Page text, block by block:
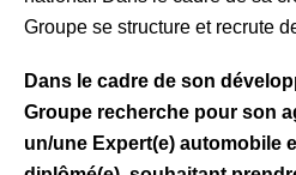
Groupe se structure et recrute
Dans le cadre de son
Groupe recherche pour son
un/une Expert(e) automobile